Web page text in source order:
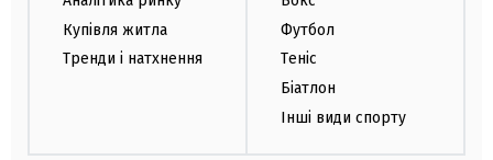
Купівля житла
Тренди і натхнення
Футбол
Теніс
Біатлон
Інші види спорту